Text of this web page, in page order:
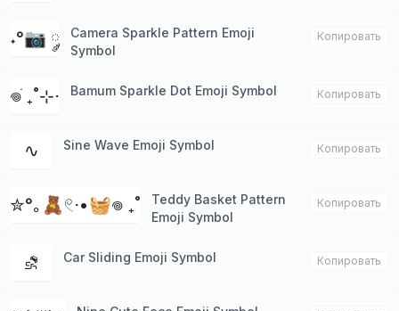
˖°📷 ༘
Camera Sparkle Pattern Emoji
Symbol
Копировать
𖦹ׂ ₊˚⊹⋅ Bamum Sparkle Dot Emoji Symbol Копировать
∿ Sine Wave Emoji Symbol Копировать
✮°｡🧸𓏲⋅•🧺𖦹 ₊˚
Teddy Basket Pattern
Emoji Symbol
Копировать
⛐ Car Sliding Emoji Symbol Копировать